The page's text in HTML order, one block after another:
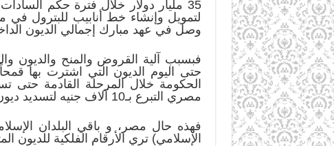
لتمويل وإنشاء خط أنابيب للبترول
وصل في عهد مبارك إجمالي الديون الداخلية
فبسبب آلية القروض والمنح والديون
مصري التبرع بـ10 آلاف جنيه لتسديد ديون الحكومة”.
فهذه حال مصر، و باقي البلدان
الإسلامي) تري الأرقام الفلكية للديون